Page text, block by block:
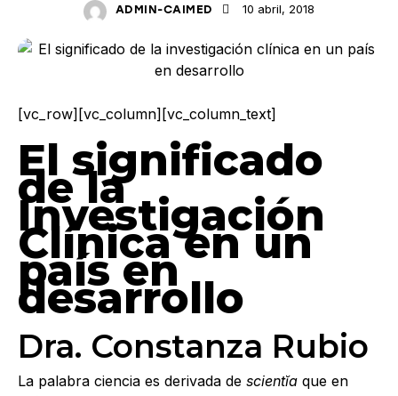
ADMIN-CAIMED 10 abril, 2018
[vc_row][vc_column][vc_column_text]
El significado
de la
Investigación
Clínica en un
país en
desarrollo
Dra. Constanza Rubio
La palabra ciencia es derivada de scientĭa que en